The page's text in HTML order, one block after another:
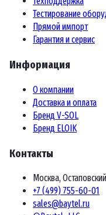
Тестирование
Прямой импорт
Гарантия и сервис
Информация
О компании
Доставка и оплата
Бренд V-SOL
Бренд ELOIK
Контакты
Москва,
+7 (499) 755-60-01
sales@baytel.ru